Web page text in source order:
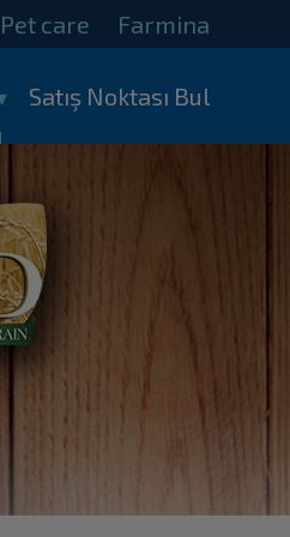
Pet care Farmina
Satış Noktası Bul